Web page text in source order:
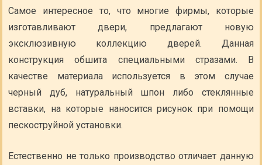
Самое интересное то, что многие фирмы, которые
изготавливают двери, предлагают новую
эксклюзивную коллекцию дверей. Данная
конструкция обшита специальными стразами. В
качестве материала используется в этом случае
черный дуб, натуральный шпон либо стеклянные
вставки, на которые наносится рисунок при помощи
пескоструйной установки.
Естественно не только производство отличает данную